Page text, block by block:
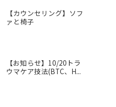
【カウンセリング】ソフ
ァと椅子
【お知らせ】10/20トラ
ウマケア技法(BTC、H...